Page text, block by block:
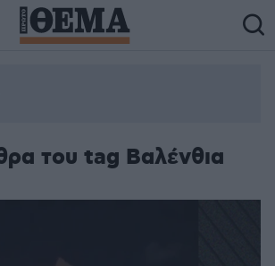
του tag Βαλένθια